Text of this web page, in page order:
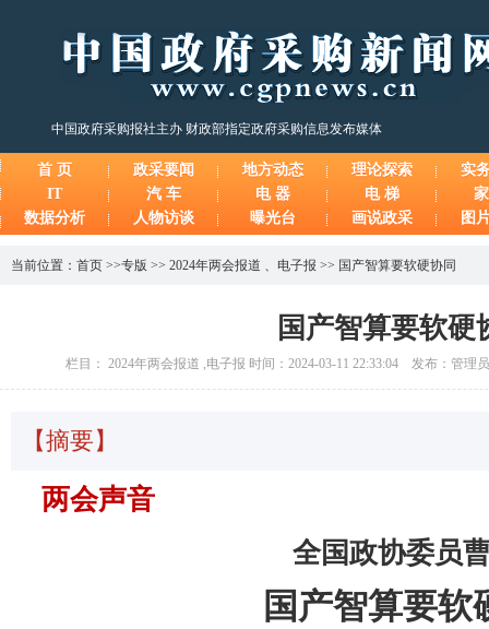
中国政府采购报社主办 财政部指定政府采购信息发布媒体
首 页 政采要闻 地方动态 理论探索
实
IT
汽 车 电 器 电 梯
数据分析
人物访谈 曝光台 画说政采 图
当前位置： 首页 >>专版 >> 2024年两会报道 、 电子报 >> 国产智算要软硬协同
国产智算要软硬
栏目： 2024年两会报道 ,电子报 时间：2024-03-11 22:33:04 发布：管理
【摘要】
两会声音
全国政协委员
国产智算要软